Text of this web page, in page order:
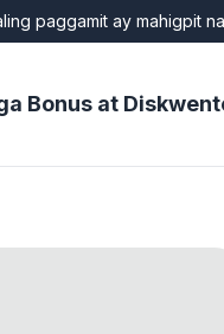
paggamit ay mahigpit
Bonus at